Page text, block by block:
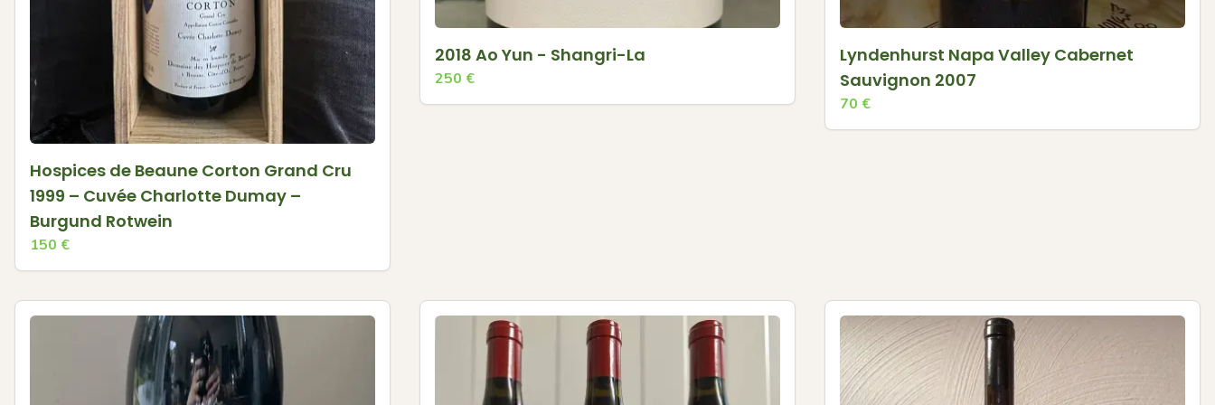
Hospices de Beaune Corton Grand Cru
1999 – Cuvée Charlotte Dumay –
Burgund Rotwein
150 €
2018 Ao Yun - Shangri-La
250 €
Lyndenhurst Napa Valley Cabernet
Sauvignon 2007
70 €